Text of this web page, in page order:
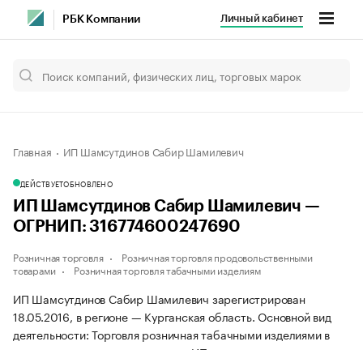
РБК Компании Личный кабинет
Главная ИП Шамсутдинов Сабир Шамилевич
ДЕЙСТВУЕТОБНОВЛЕНО
ИП Шамсутдинов Сабир Шамилевич —
ОГРНИП: 316774600247690
Розничная торговля
Розничная торговля продовольственными
товарами
Розничная торговля табачными изделиям
ИП Шамсутдинов Сабир Шамилевич зарегистрирован
18.05.2016, в регионе — Курганская область. Основной вид
деятельности: Торговля розничная табачными изделиями в